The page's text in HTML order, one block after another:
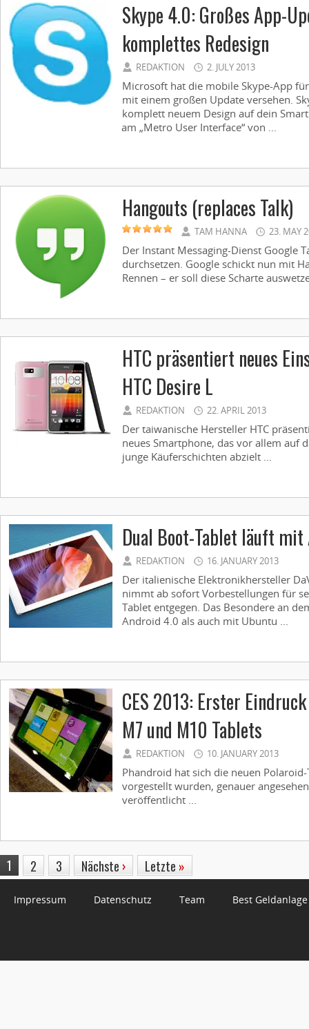
Skype 4.0: Großes App-
komplettes Redesign
REDAKTION 2. JULY 2013
Microsoft hat die mobile Skype-App
mit einem großen Update versehen.
komplett neuem Design auf dein
am „Metro User Interface“ von ...
Hangouts (replaces Talk)
TAM HANNA 23. MAY
Der Instant Messaging-Dienst Google
durchsetzen. Google schickt nun mit
Rennen – er soll diese Scharte
HTC präsentiert neues
HTC Desire L
REDAKTION 22. APRIL 2013
Der taiwanische Hersteller HTC
neues Smartphone, das vor allem auf
junge Käuferschichten abzielt ...
Dual Boot-Tablet läuft
REDAKTION 16. JANUARY 2013
Der italienische Elektronikhersteller
nimmt ab sofort Vorbestellungen für
Tablet entgegen. Das Besondere an
Android 4.0 als auch mit Ubuntu ...
CES 2013: Erster
M7 und M10 Tablets
REDAKTION 10. JANUARY 2013
Phandroid hat sich die neuen Polaroid-
vorgestellt wurden, genauer
veröffentlicht ...
1 2 3 Nächste › Letzte »
Impressum Datenschutz Team Best Geldanlage